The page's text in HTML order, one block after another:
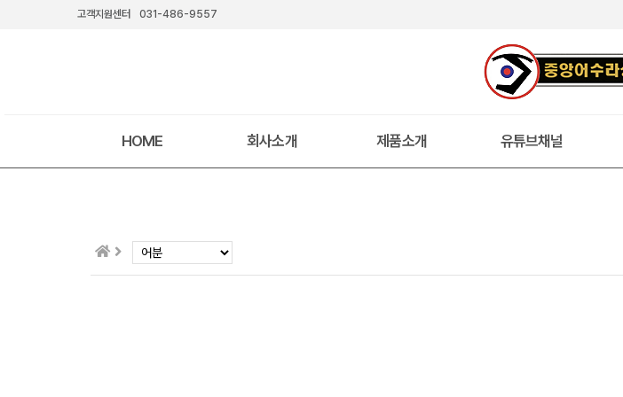
고객지원센터 031-486-9557
HOME 회사소개 제품소개 유튜브채널